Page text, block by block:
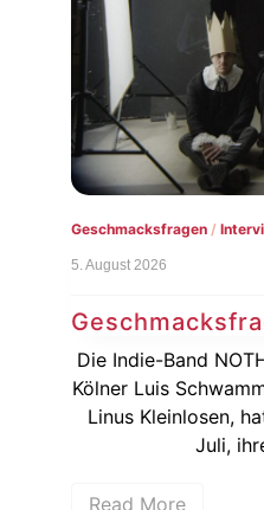
Geschmacksfragen/
5. August 2026
Die Indie-Band
Kölner Luis
Linus Kleinlosen,
Juli,
Read More